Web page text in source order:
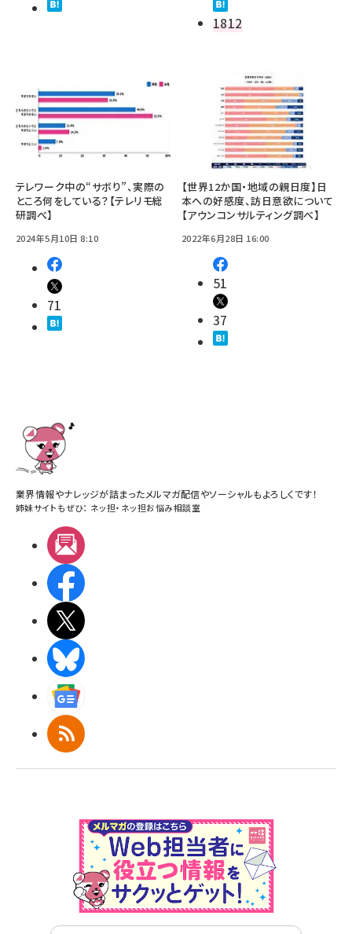
1812
テレワーク中の“サボり”、実際の
ところ何をしている？【テレリモ総
研調べ】
2024年5月10日 8:10
71
【世界12か国・地域の親日度】日
本への好感度、訪日意欲について
【アウンコンサルティング調べ】
2022年6月28日 16:00
51
37
業界情報やナレッジが詰まったメルマガ配信やソーシャルもよろしくです！
姉妹サイトもぜひ： ネッ担・ ネッ担お悩み相談室
RSS